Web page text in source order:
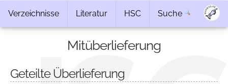
Verzeichnisse Literatur HSC Suche
Mitüberlieferung
Geteilte Überlieferung